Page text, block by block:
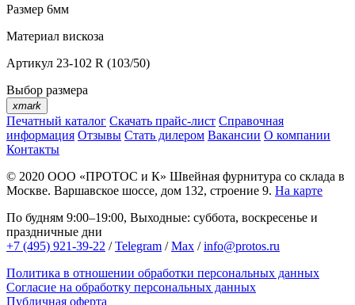
Размер 6мм
Материал вискоза
Артикул 23-102 R (103/50)
Выбор размера
xmark
Печатный каталог Скачать прайс-лист Справочная
информация Отзывы Стать дилером Вакансии О компании
Контакты
© 2020 ООО «ПРОТОС и К» Швейная фурнитура со склада в
Москве. Варшавское шоссе, дом 132, строение 9. На карте
По будням 9:00–19:00, Выходные: суббота, воскресенье и
праздничные дни
+7 (495) 921-39-22 /Telegram /Max /info@protos.ru
Политика в отношении обработки персональных данных
Согласие на обработку персональных данных
Публичная оферта